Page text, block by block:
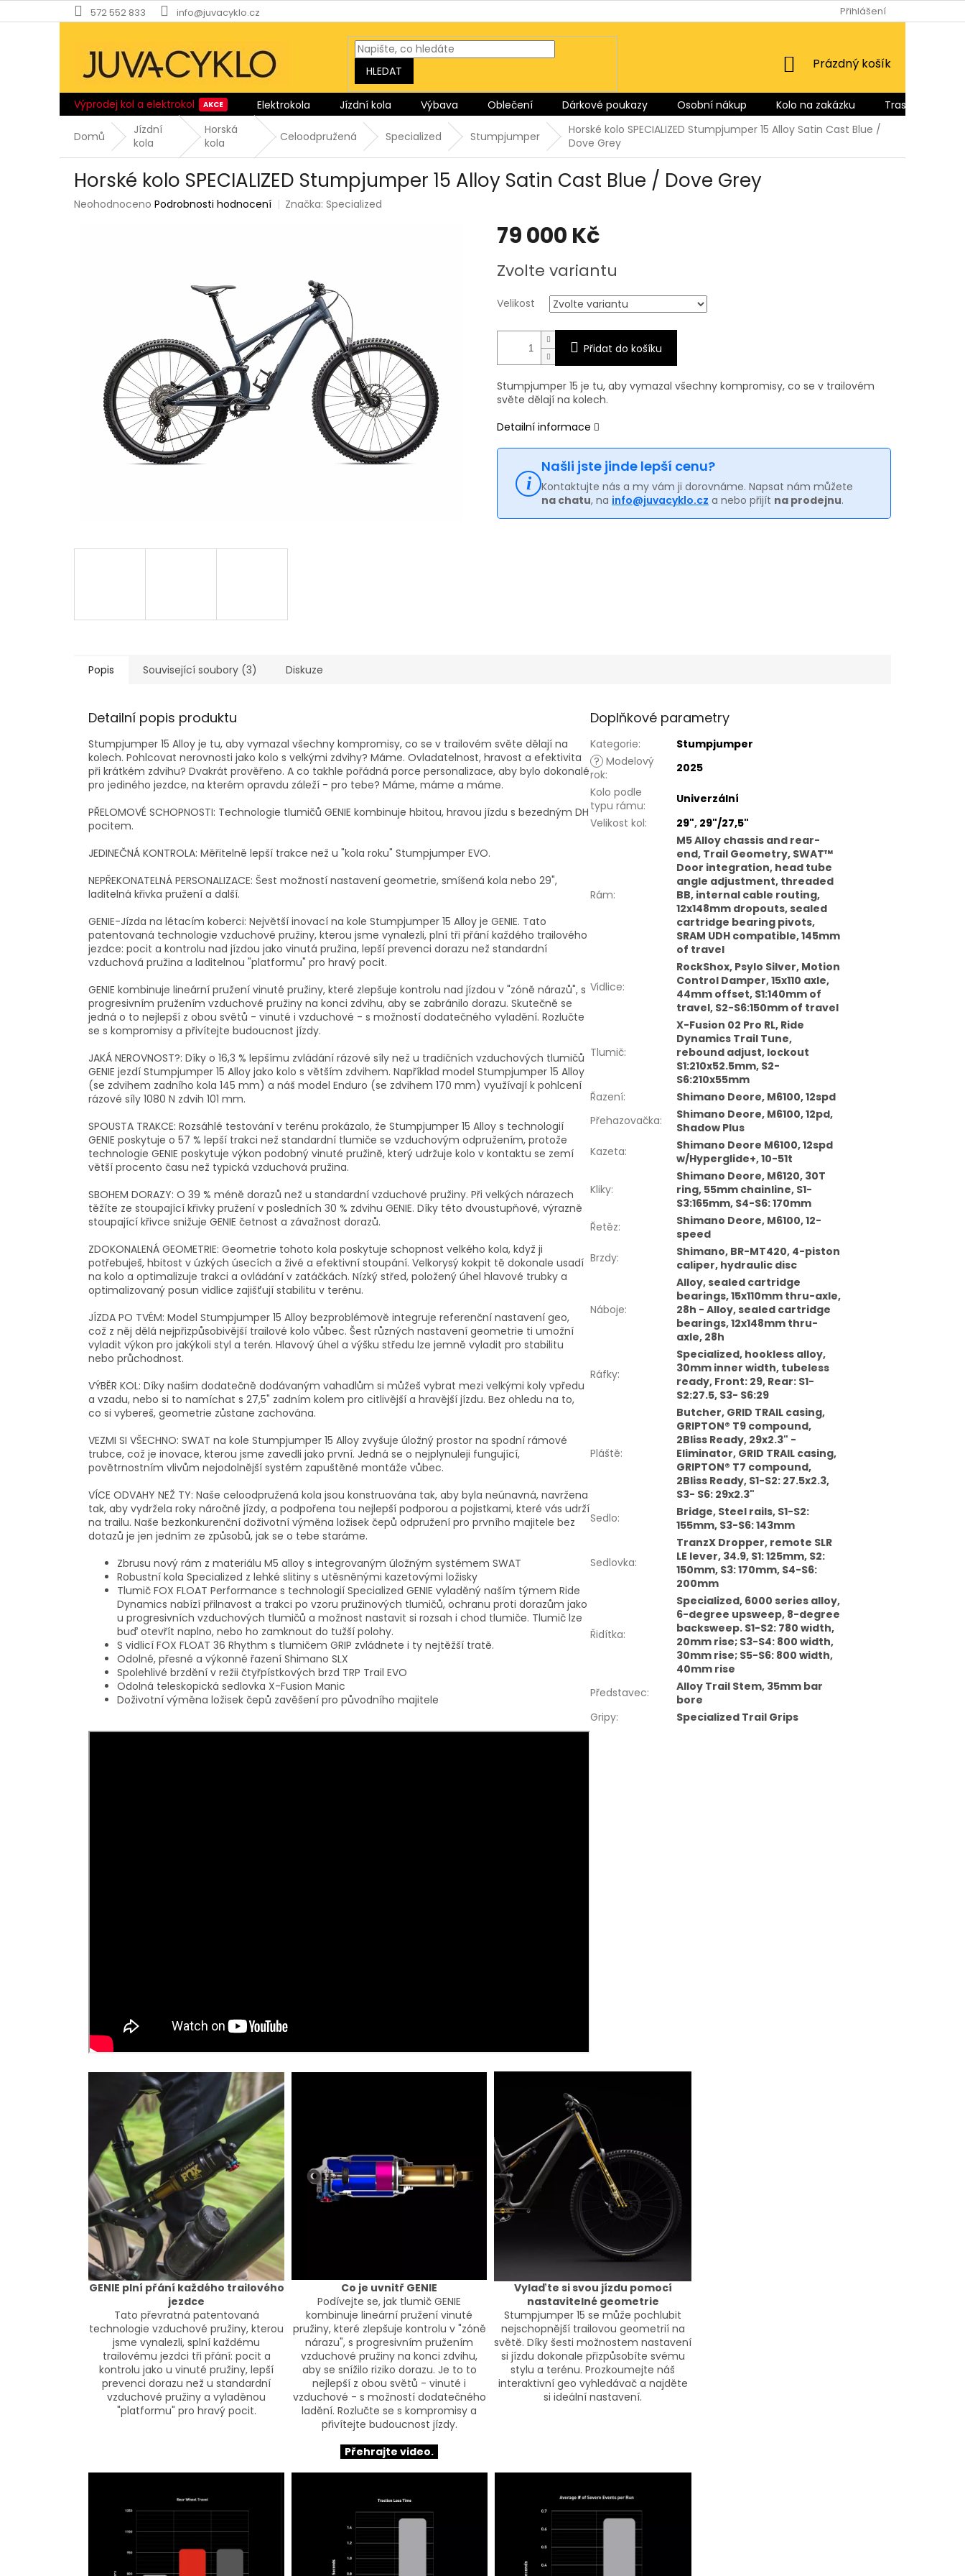
na
572 552 833 info@juvacyklo.cz Přihlášení
HLEDAT
NÁKUPNÍ
Prázdný košík
Výprodej kol a elektrokol Elektrokola Jízdní kola Výbava Oblečení Dárkové poukazy Osobní nákup Kolo na zakázku Trasy pro Vás
Domů
Jízdní
kola
Horská
kola
Celoodpružená Specialized Stumpjumper
Horské kolo SPECIALIZED Stumpjumper 15 Alloy Satin Cast Blue /
Dove Grey
Horské kolo SPECIALIZED Stumpjumper 15 Alloy Satin Cast Blue / Dove Grey
Průměrné
Neohodnoceno Podrobnosti hodnocení Značka:Specialized
79 000 Kč
cena:
Zvolte variantu
Velikost
Přidat do košíku
Stumpjumper 15 je tu, aby vymazal všechny kompromisy, co se v trailovém
světe dělají na kolech.
Detailní informace
Našli jste jinde lepší cenu?
Kontaktujte nás a my vám ji dorovnáme. Napsat nám můžete
na chatu, na info@juvacyklo.cz a nebo přijít na prodejnu.
Popis Související soubory (3) Diskuze
Detailní popis produktu
Stumpjumper 15 Alloy je tu, aby vymazal všechny kompromisy, co se v trailovém světe dělají na
kolech. Pohlcovat nerovnosti jako kolo s velkými zdvihy? Máme. Ovladatelnost, hravost a efektivita
při krátkém zdvihu? Dvakrát prověřeno. A co takhle pořádná porce personalizace, aby bylo dokonalé
pro jediného jezdce, na kterém opravdu záleží - pro tebe? Máme, máme a máme.
PŘELOMOVÉ SCHOPNOSTI: Technologie tlumičů GENIE kombinuje hbitou, hravou jízdu s bezedným DH
pocitem.
JEDINEČNÁ KONTROLA: Měřitelně lepší trakce než u "kola roku" Stumpjumper EVO.
NEPŘEKONATELNÁ PERSONALIZACE: Šest možností nastavení geometrie, smíšená kola nebo 29",
laditelná křivka pružení a další.
GENIE-Jízda na létacím koberci: Největší inovací na kole Stumpjumper 15 Alloy je GENIE. Tato
patentovaná technologie vzduchové pružiny, kterou jsme vynalezli, plní tři přání každého trailového
jezdce: pocit a kontrolu nad jízdou jako vinutá pružina, lepší prevenci dorazu než standardní
vzduchová pružina a laditelnou "platformu" pro hravý pocit.
GENIE kombinuje lineární pružení vinuté pružiny, které zlepšuje kontrolu nad jízdou v "zóně nárazů", s
progresivním pružením vzduchové pružiny na konci zdvihu, aby se zabránilo dorazu. Skutečně se
jedná o to nejlepší z obou světů - vinuté i vzduchové - s možností dodatečného vyladění. Rozlučte
se s kompromisy a přivítejte budoucnost jízdy.
JAKÁ NEROVNOST?: Díky o 16,3 % lepšímu zvládání rázové síly než u tradičních vzduchových tlumičů
GENIE jezdí Stumpjumper 15 Alloy jako kolo s větším zdvihem. Například model Stumpjumper 15 Alloy
(se zdvihem zadního kola 145 mm) a náš model Enduro (se zdvihem 170 mm) využívají k pohlcení
rázové síly 1080 N zdvih 101 mm.
SPOUSTA TRAKCE: Rozsáhlé testování v terénu prokázalo, že Stumpjumper 15 Alloy s technologií
GENIE poskytuje o 57 % lepší trakci než standardní tlumiče se vzduchovým odpružením, protože
technologie GENIE poskytuje výkon podobný vinuté pružině, který udržuje kolo v kontaktu se zemí
větší procento času než typická vzduchová pružina.
SBOHEM DORAZY: O 39 % méně dorazů než u standardní vzduchové pružiny. Při velkých nárazech
těžíte ze stoupající křivky pružení v posledních 30 % zdvihu GENIE. Díky této dvoustupňové, výrazně
stoupající křivce snižuje GENIE četnost a závažnost dorazů.
ZDOKONALENÁ GEOMETRIE: Geometrie tohoto kola poskytuje schopnost velkého kola, když ji
potřebuješ, hbitost v úzkých úsecích a živé a efektivní stoupání. Velkorysý kokpit tě dokonale usadí
na kolo a optimalizuje trakci a ovládání v zatáčkách. Nízký střed, položený úhel hlavové trubky a
optimalizovaný posun vidlice zajišťují stabilitu v terénu.
JÍZDA PO TVÉM: Model Stumpjumper 15 Alloy bezproblémově integruje referenční nastavení geo,
což z něj dělá nejpřizpůsobivější trailové kolo vůbec. Šest různých nastavení geometrie ti umožní
vyladit výkon pro jakýkoli styl a terén. Hlavový úhel a výšku středu lze jemně vyladit pro stabilitu
nebo průchodnost.
VÝBĚR KOL: Díky našim dodatečně dodávaným vahadlům si můžeš vybrat mezi velkými koly vpředu
a vzadu, nebo si to namíchat s 27,5" zadním kolem pro citlivější a hravější jízdu. Bez ohledu na to,
co si vybereš, geometrie zůstane zachována.
VEZMI SI VŠECHNO: SWAT na kole Stumpjumper 15 Alloy zvyšuje úložný prostor na spodní rámové
trubce, což je inovace, kterou jsme zavedli jako první. Jedná se o nejplynuleji fungující,
povětrnostním vlivům nejodolnější systém zapuštěné montáže vůbec.
VÍCE ODVAHY NEŽ TY: Naše celoodpružená kola jsou konstruována tak, aby byla neúnavná, navržena
tak, aby vydržela roky náročné jízdy, a podpořena tou nejlepší podporou a pojistkami, které vás udrží
na trailu. Naše bezkonkurenční doživotní výměna ložisek čepů odpružení pro prvního majitele bez
dotazů je jen jedním ze způsobů, jak se o tebe staráme.
Zbrusu nový rám z materiálu M5 alloy s integrovaným úložným systémem SWAT
Robustní kola Specialized z lehké slitiny s utěsněnými kazetovými ložisky
Tlumič FOX FLOAT Performance s technologií Specialized GENIE vyladěný naším týmem Ride
Dynamics nabízí přilnavost a trakci po vzoru pružinových tlumičů, ochranu proti dorazům jako
u progresivních vzduchových tlumičů a možnost nastavit si rozsah i chod tlumiče. Tlumič lze
buď otevřít naplno, nebo ho zamknout do tužší polohy.
S vidlicí FOX FLOAT 36 Rhythm s tlumičem GRIP zvládnete i ty nejtěžší tratě.
Odolné, přesné a výkonné řazení Shimano SLX
Spolehlivé brzdění v režii čtyřpístkových brzd TRP Trail EVO
Odolná teleskopická sedlovka X-Fusion Manic
Doživotní výměna ložisek čepů zavěšení pro původního majitele
GENIE plní přání každého trailového
jezdce
Tato převratná patentovaná
technologie vzduchové pružiny, kterou
jsme vynalezli, splní každému
trailovému jezdci tři přání: pocit a
kontrolu jako u vinuté pružiny, lepší
prevenci dorazu než u standardní
vzduchové pružiny a vyladěnou
"platformu" pro hravý pocit.
Co je uvnitř GENIE
Podívejte se, jak tlumič GENIE
kombinuje lineární pružení vinuté
pružiny, které zlepšuje kontrolu v "zóně
nárazu", s progresivním pružením
vzduchové pružiny na konci zdvihu,
aby se snížilo riziko dorazu. Je to to
nejlepší z obou světů - vinuté i
vzduchové - s možností dodatečného
ladění. Rozlučte se s kompromisy a
přivítejte budoucnost jízdy.
Přehrajte video.
Vylaďte si svou jízdu pomocí
nastavitelné geometrie
Stumpjumper 15 se může pochlubit
nejschopnější trailovou geometrií na
světě. Díky šesti možnostem nastavení
si jízdu dokonale přizpůsobíte svému
stylu a terénu. Prozkoumejte náš
interaktivní geo vyhledávač a najděte
si ideální nastavení.
Doplňkové parametry
Kategorie:
Stumpjumper
? Modelový
rok:
2025
Kolo podle
typu rámu:
Univerzální
Velikost kol: 29", 29"/27,5"
Rám:
M5 Alloy chassis and rear-
end, Trail Geometry, SWAT™
Door integration, head tube
angle adjustment, threaded
BB, internal cable routing,
12x148mm dropouts, sealed
cartridge bearing pivots,
SRAM UDH compatible, 145mm
of travel
Vidlice:
RockShox, Psylo Silver, Motion
Control Damper, 15x110 axle,
44mm offset, S1:140mm of
travel, S2-S6:150mm of travel
Tlumič:
X-Fusion 02 Pro RL, Ride
Dynamics Trail Tune,
rebound adjust, lockout
S1:210x52.5mm, S2-
S6:210x55mm
Řazení:
Shimano Deore, M6100, 12spd
Přehazovačka:
Shimano Deore, M6100, 12pd,
Shadow Plus
Kazeta:
Shimano Deore M6100, 12spd
w/Hyperglide+, 10-51t
Kliky:
Shimano Deore, M6120, 30T
ring, 55mm chainline, S1-
S3:165mm, S4-S6: 170mm
Řetěz:
Shimano Deore, M6100, 12-
speed
Brzdy:
Shimano, BR-MT420, 4-piston
caliper, hydraulic disc
Náboje:
Alloy, sealed cartridge
bearings, 15x110mm thru-axle,
28h - Alloy, sealed cartridge
bearings, 12x148mm thru-
axle, 28h
Ráfky:
Specialized, hookless alloy,
30mm inner width, tubeless
ready, Front: 29, Rear: S1-
S2:27.5, S3- S6:29
Pláště:
Butcher, GRID TRAIL casing,
GRIPTON® T9 compound,
2Bliss Ready, 29x2.3" -
Eliminator, GRID TRAIL casing,
GRIPTON® T7 compound,
2Bliss Ready, S1-S2: 27.5x2.3,
S3- S6: 29x2.3"
Sedlo:
Bridge, Steel rails, S1-S2:
155mm, S3-S6: 143mm
Sedlovka:
TranzX Dropper, remote SLR
LE lever, 34.9, S1: 125mm, S2:
150mm, S3: 170mm, S4-S6:
200mm
Řidítka:
Specialized, 6000 series alloy,
6-degree upsweep, 8-degree
backsweep. S1-S2: 780 width,
20mm rise; S3-S4: 800 width,
30mm rise; S5-S6: 800 width,
40mm rise
Představec:
Alloy Trail Stem, 35mm bar
bore
Gripy: Specialized Trail Grips